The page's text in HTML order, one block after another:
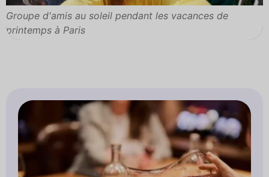
Groupe d'amis au soleil pendant les vacances de
printemps à Paris